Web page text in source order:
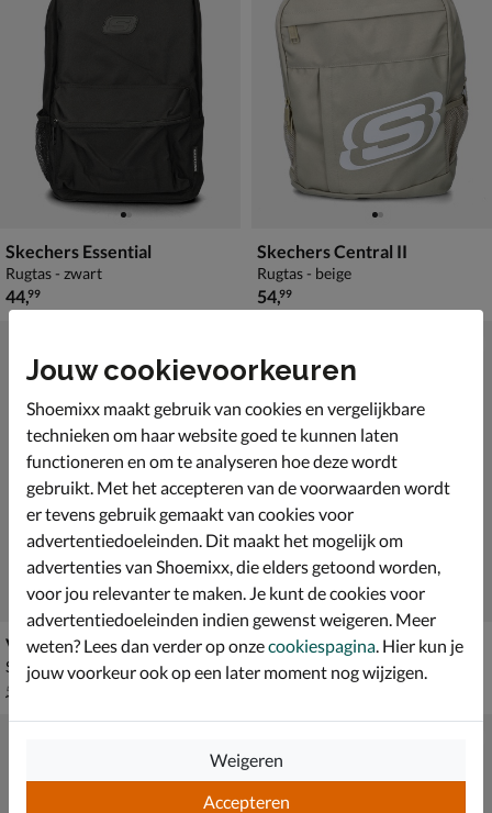
Skechers Essential
Rugtas - zwart
€ 44,99
44,99
Skechers Central II
Rugtas - beige
€ 54,99
54,99
Valentino Eron Crossbody
Schoudertas - zwart
van € 59,99 voor € 41,99
59
Vans Vendor
Tas - zwart
van € 39,99 voor € 27,99
Jouw cookievoorkeuren
Shoemixx maakt gebruik van cookies en vergelijkbare
technieken om haar website goed te kunnen laten
functioneren en om te analyseren hoe deze wordt
gebruikt. Met het accepteren van de voorwaarden wordt
er tevens gebruik gemaakt van cookies voor
advertentiedoeleinden. Dit maakt het mogelijk om
advertenties van Shoemixx, die elders getoond worden,
voor jou relevanter te maken. Je kunt de cookies voor
advertentiedoeleinden indien gewenst weigeren. Meer
weten? Lees dan verder op onzecookiespagina. Hier kun je
jouw voorkeur ook op een later moment nog wijzigen.
Accepteren
Weigeren